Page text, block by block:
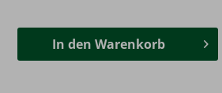
In den Warenkorb